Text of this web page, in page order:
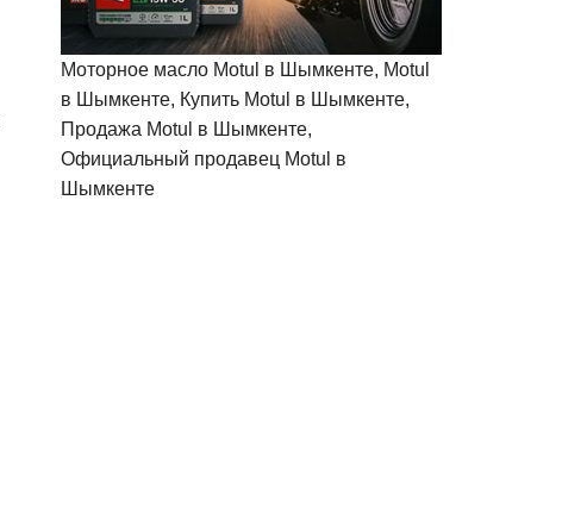
Моторное масло Motul в Шымкенте, Motul
в Шымкенте, Купить Motul в Шымкенте,
Продажа Motul в Шымкенте,
Официальный продавец Motul в
Шымкенте